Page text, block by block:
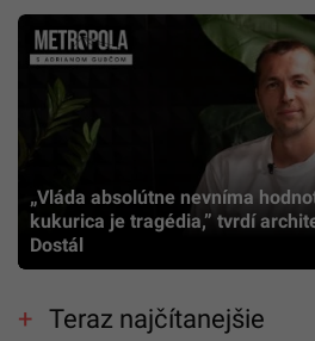
„Vláda absolútne nevníma
kukurica je tragédia,” tvrdí
Dostál
Teraz najčítanejšie